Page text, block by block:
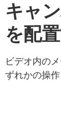
キャ
を配
ビデオ内の
ずれかの操作